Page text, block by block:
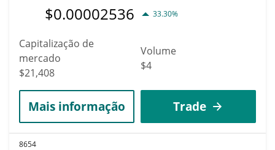
$0.00002536 33.30%
Capitalização de
mercado
$21,408
Volume
$4
Mais informação Trade
8654